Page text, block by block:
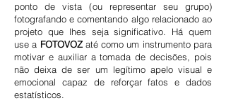
ponto de vista (ou representar seu grupo)
fotografando e comentando algo relacionado ao
projeto que lhes seja significativo. Há quem
use a FOTOVOZaté como um instrumento para
motivar e auxiliara tomada de decisões, pois
não deixa de ser um legítimo apelo visual e
emocional capaz de reforçar fatos e dados
estatísticos.